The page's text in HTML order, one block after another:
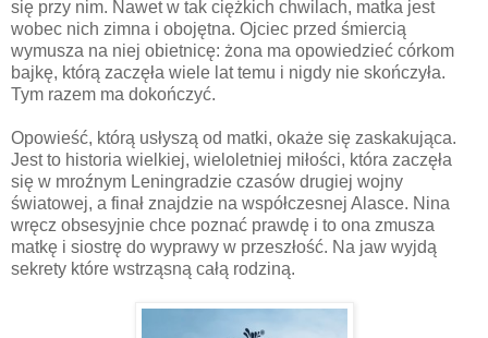
się przy nim. Nawet w tak ciężkich chwilach, matka jest
wobec nich zimna i obojętna. Ojciec przed śmiercią
wymusza na niej obietnicę: żona ma opowiedzieć córkom
bajkę, którą zaczęła wiele lat temu i nigdy nie skończyła.
Tym razem ma dokończyć.
Opowieść, którą usłyszą od matki, okaże się zaskakująca.
Jest to historia wielkiej, wieloletniej miłości, która zaczęła
się w mroźnym Leningradzie czasów drugiej wojny
światowej, a finał znajdzie na współczesnej Alasce. Nina
wręcz obsesyjnie chce poznać prawdę i to ona zmusza
matkę i siostrę do wyprawy w przeszłość. Na jaw wyjdą
sekrety które wstrząsną całą rodziną.